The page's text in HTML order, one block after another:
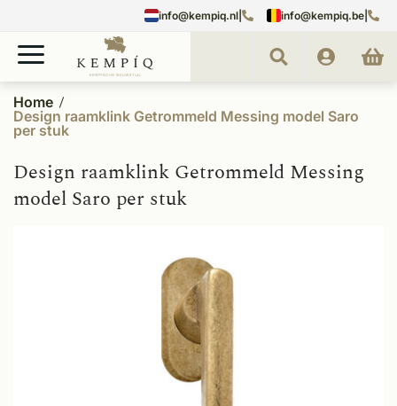
info@kempiq.nl info@kempiq.be
Home
Design raamklink Getrommeld Messing model Saro
per stuk
Design raamklink Getrommeld Messing
model Saro per stuk